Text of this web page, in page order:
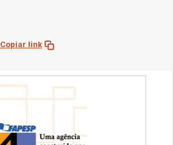
Copiar link